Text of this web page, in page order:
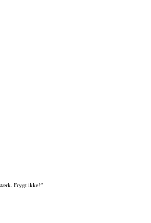
Frygt ikke!”